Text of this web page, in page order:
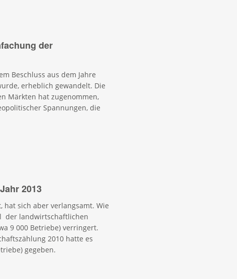
der
Beschluss aus dem Jahre
erheblich gewandelt. Die
Märkten hat zugenommen,
Spannungen, die
2013
sich aber verlangsamt. Wie
der landwirtschaftlichen
9 000 Betriebe) verringert.
2010 hatte es
gegeben.